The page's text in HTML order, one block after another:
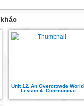
Unit 12. An Overcrowde World.
Lesson 4. Communicat